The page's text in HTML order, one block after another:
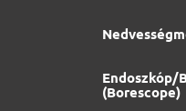
Endoszkóp/
(Borescope)